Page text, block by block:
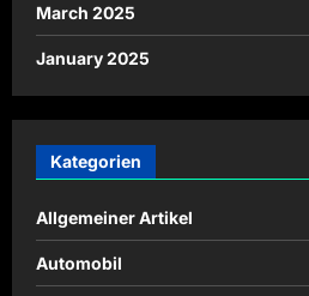
March 2025
January 2025
Kategorien
Allgemeiner Artikel
Automobil